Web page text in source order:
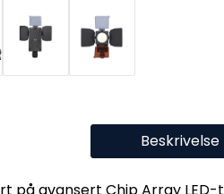
Beskrivelse